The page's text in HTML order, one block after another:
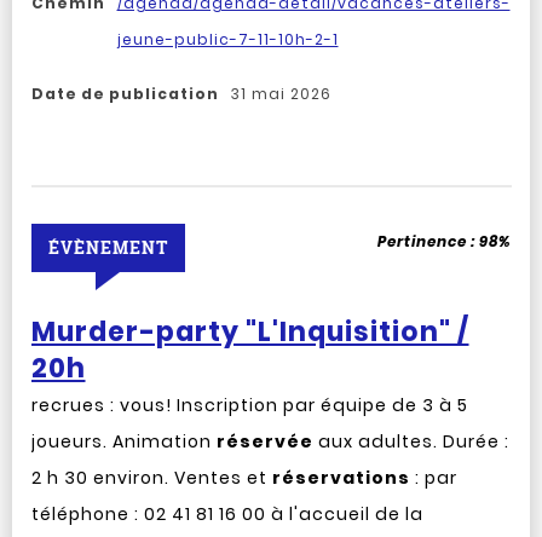
jeune-public-7-11-10h-2-1
Date de publication 31 mai 2026
Murder-party "L'Inquisition" /
20h
ÉVÈNEMENT Pertinence :98%
recrues : vous! Inscription par équipe de 3 à 5
joueurs. Animation réservée aux adultes. Durée :
2 h 30 environ. Ventes et réservations : par
téléphone : 02 41 81 16 00 à l'accueil de la